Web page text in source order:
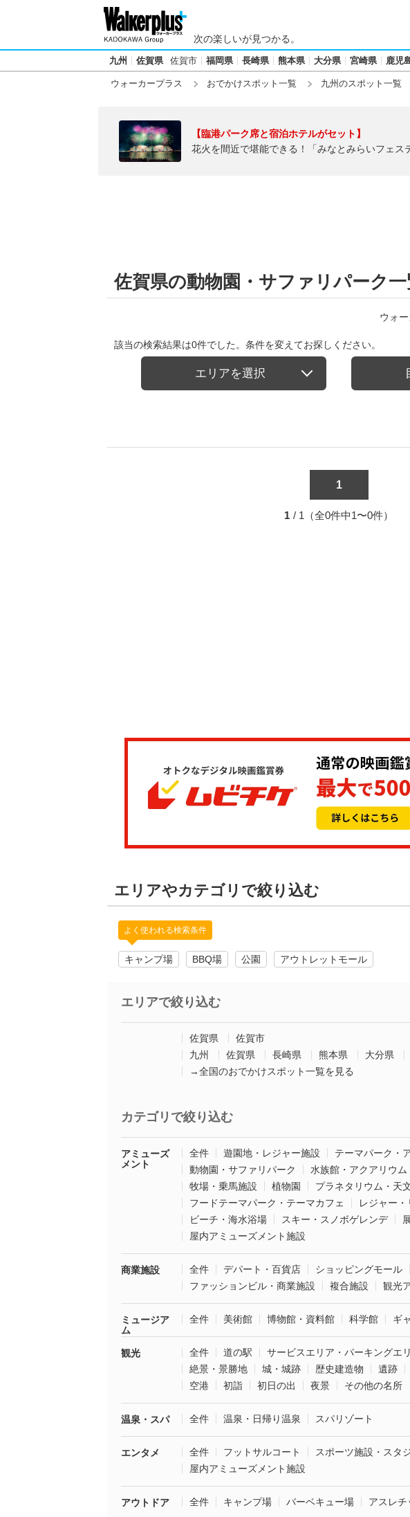
次の楽しいが見つかる。
九州 佐賀県 佐賀市 福岡県 長崎県 熊本県 大分県 宮崎県 鹿児
ウォーカープラス おでかけスポット一覧 九州のスポット一覧
【臨港パーク席と宿泊ホテルがセット】
花火を間近で堪能できる！「みなとみらいフェス
佐賀県の動物園・サファリパーク一
ウォ
該当の検索結果は0件でした。条件を変えてお探しください。
エリアを選択
1
1 / 1（全0件中1〜0件）
エリアやカテゴリで絞り込む
よく使われる検索条件
キャンプ場 BBQ場 公園 アウトレットモール
エリアで絞り込む
佐賀県
佐賀市
九州
佐賀県 長崎県 熊本県 大分県
→全国のおでかけスポット一覧を見る
カテゴリで絞り込む
アミューズ
メント
全件 遊園地・レジャー施設
テーマパーク・
動物園・サファリパーク
水族館・アクアリウム
牧場・乗馬施設
植物園 プラネタリウム・天
フードテーマパーク・テーマカフェ
レジャー
ビーチ・海水浴場
スキー・スノボゲレンデ
屋内アミューズメント施設
商業施設 全件 デパート・百貨店 ショッピングモール
ファッションビル・商業施設
複合施設 観光
ミュージア
ム
全件 美術館 博物館・資料館 科学館 ギ
観光 全件 道の駅 サービスエリア・パーキングエ
絶景・景勝地
城・城跡 歴史建造物 遺跡
空港
初詣 初日の出 夜景 その他の名所
温泉・スパ 全件 温泉・日帰り温泉 スパリゾート
エンタメ 全件 フットサルコート スポーツ施設・スタ
屋内アミューズメント施設
アウトドア 全件 キャンプ場 バーベキュー場 アスレチ